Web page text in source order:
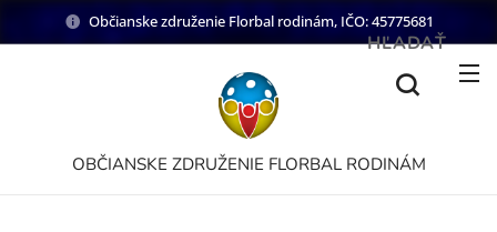
Občianske združenie Florbal rodinám, IČO: 45775681
OBČIANSKE ZDRUŽENIE FLORBAL RODINÁM
HĽADAŤ